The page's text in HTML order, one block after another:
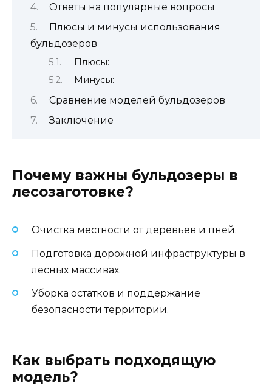
Ответы на популярные вопросы
Плюсы и минусы использования
бульдозеров
Плюсы:
Минусы:
Сравнение моделей бульдозеров
Заключение
Почему важны бульдозеры в
лесозаготовке?
Очистка местности от деревьев и пней.
Подготовка дорожной инфраструктуры в
лесных массивах.
Уборка остатков и поддержание
безопасности территории.
Как выбрать подходящую
модель?